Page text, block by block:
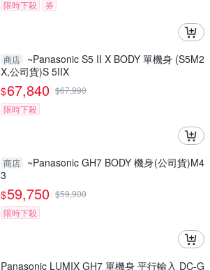
限時下殺 券
商店
~Panasonic S5 II X BODY 單機身 (S5M2
X,公司貨)S 5IIX
$67,840 $67,990
限時下殺
商店
~Panasonic GH7 BODY 機身(公司貨)M4
3
$59,750 $59,900
限時下殺
Panasonic LUMIX GH7 單機身 平行輸入 DC-G